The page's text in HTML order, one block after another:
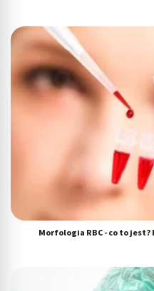
Morfologia RBC - co to